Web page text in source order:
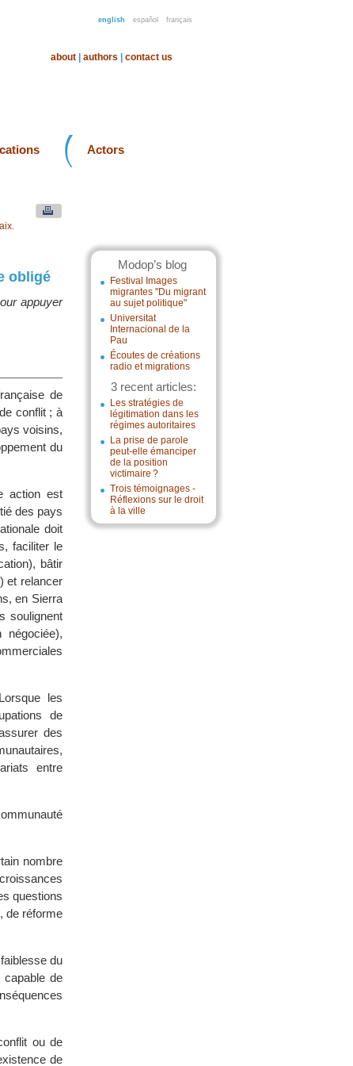
english español français
about authors contact us
Actors
Modop’s blog
Festival Images
migrantes "Du migrant
au sujet politique"
Universitat
Internacional de la
Pau
Écoutes de créations
radio et migrations
3 recent articles:
Les stratégies de
légitimation dans les
régimes autoritaires
La prise de parole
peut-elle émanciper
de la position
victimaire ?
Trois témoignages -
Réflexions sur le droit
à la ville
obligé
appuyer
de
conflit ; à
voisins,
du
action est
des pays
doit
faciliter le
bâtir
et relancer
en Sierra
soulignent
négociée),
les
de
des
entre
nombre
questions
de réforme
du
capable de
ou de
de